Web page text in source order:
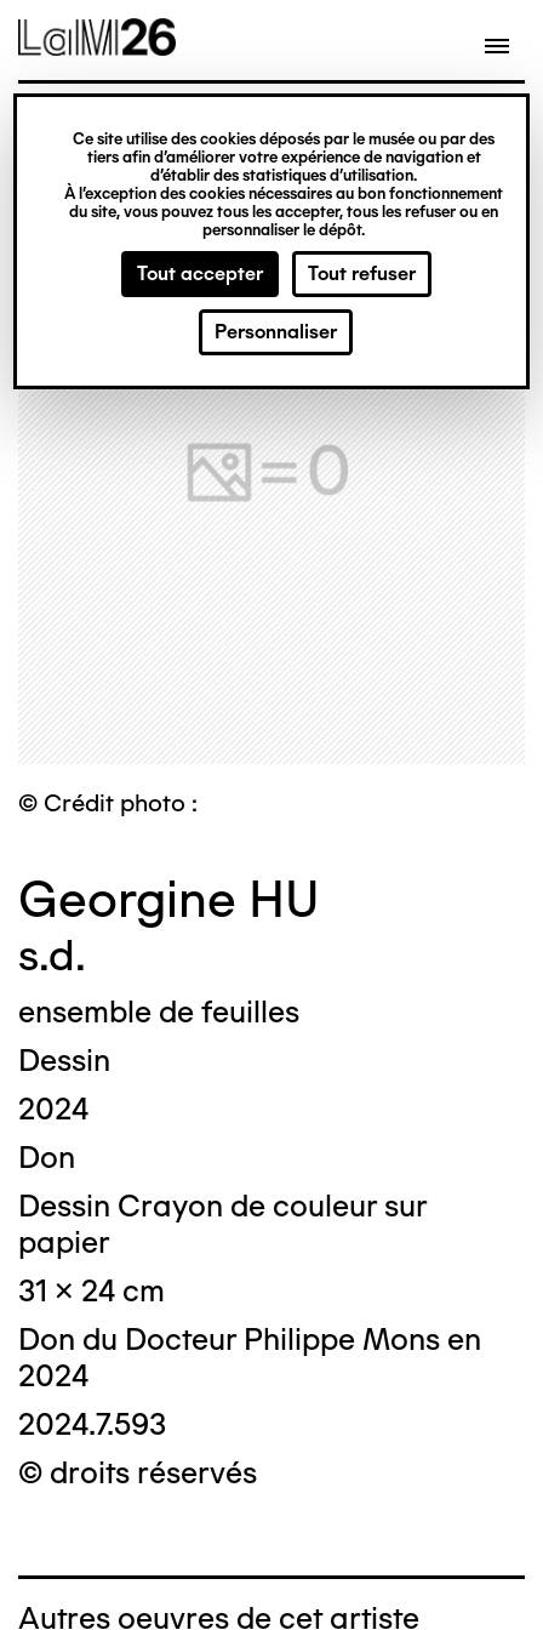
Gestion des cookies
Ce site utilise des cookies déposés par le musée ou par des
tiers afin d’améliorer votre expérience de navigation et
d’établir des statistiques d’utilisation.
À l’exception des cookies nécessaires au bon fonctionnement
du site, vous pouvez tous les accepter, tous les refuser ou en
personnaliser le dépôt.
Tout accepter Tout refuser
Personnaliser
contenu
© Crédit photo :
Georgine HU
s.d.
ensemble de feuilles
Dessin
2024
Don
Dessin Crayon de couleur sur
papier
31 x 24 cm
Don du Docteur Philippe Mons en
2024
2024.7.593
© droits réservés
Autres oeuvres de cet artiste